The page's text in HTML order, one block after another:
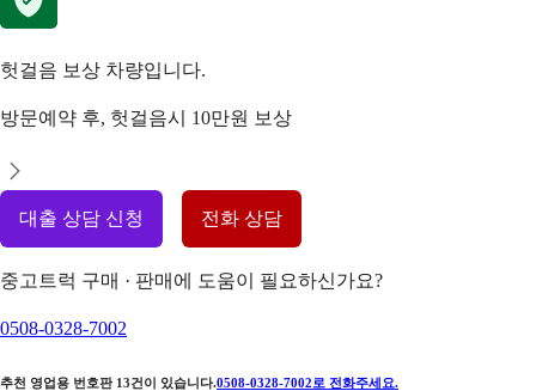
헛걸음 보상 차량입니다.
방문예약 후, 헛걸음시 10만원 보상
대출 상담 신청 전화 상담
중고트럭 구매 · 판매에 도움이 필요하신가요?
0508-0328-7002
추천 영업용 번호판 13건이 있습니다.0508-0328-7002 로 전화주세요.